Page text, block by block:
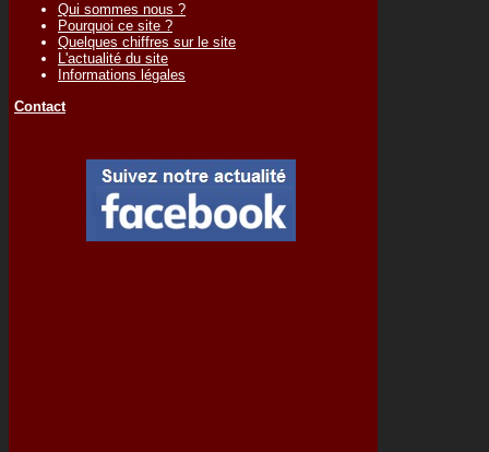
Qui sommes nous ?
Pourquoi ce site ?
Quelques chiffres sur le site
L'actualité du site
Informations légales
Contact